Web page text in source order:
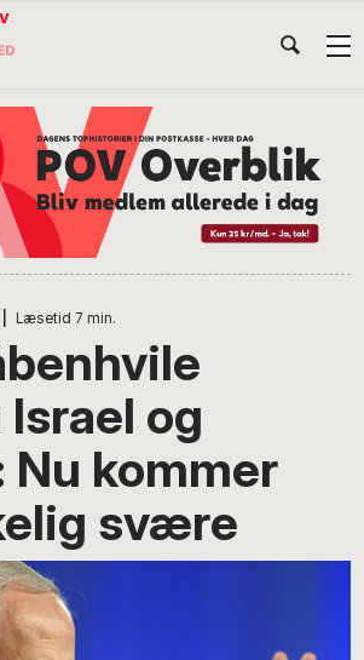
Læsetid 7 min.
og
Nu kommer
svære